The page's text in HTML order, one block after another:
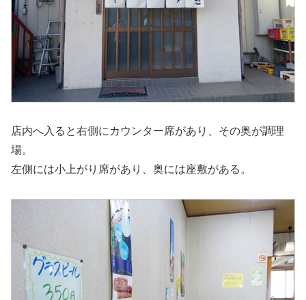
店内へ入ると右側にカウンター席があり、その奥が調理
場。
左側には小上がり席があり、奥には座敷がある。